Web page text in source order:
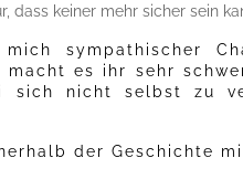
dass keiner mehr sicher sein
sympathischer
macht es ihr sehr
sich nicht selbst zu
der Geschichte